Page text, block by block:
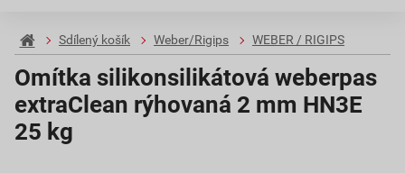
Sdílený košík Weber/Rigips WEBER / RIGIPS
Omítka silikonsilikátová weberpas
extraClean rýhovaná 2 mm HN3E
25 kg